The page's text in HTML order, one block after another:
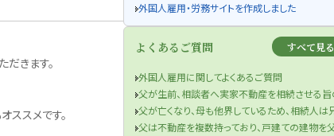
きます。
スメです。
外国人雇用・労務サイトを作成しました
よくあるご質問 すべて見る
外国人雇用に関してよくあるご質問